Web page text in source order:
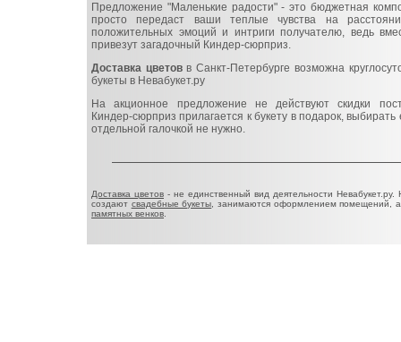
Предложение "Маленькие радости" - это бюджетная
просто передаст ваши теплые чувства на
положительных эмоций и интриги получателю, ведь
привезут загадочный Киндер-сюрприз.
Доставка цветовв Санкт-Петербурге возможна
букеты в Невабукет.ру
На акционное предложение не действуют скидки
Киндер-сюрприз прилагается к букету в подарок,
отдельной галочкой не нужно.
Доставка цветов - не единственный вид деятельности
создают свадебные букеты , занимаются оформлением помещений,
памятных венков